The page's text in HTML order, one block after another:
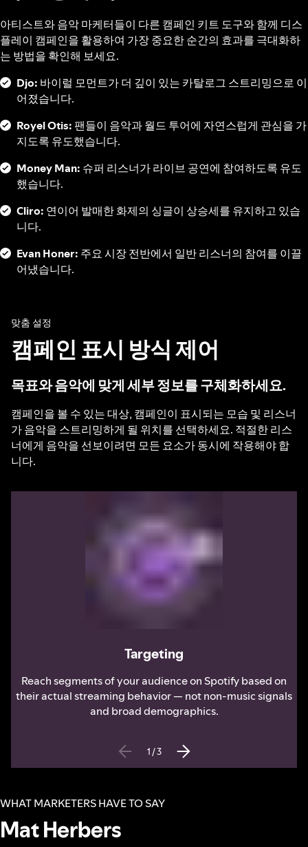
아티스트와 음악 마케터들이 다른 캠페인 키트 도구와 함께 디스
플레이 캠페인을 활용하여 가장 중요한 순간의 효과를 극대화하
는 방법을 확인해 보세요.
Djo: 바이럴 모먼트가 더 깊이 있는 카탈로그 스트리밍으로 이
어졌습니다.
Royel Otis: 팬들이 음악과 월드 투어에 자연스럽게 관심을 가
지도록 유도했습니다.
Money Man: 슈퍼 리스너가 라이브 공연에 참여하도록 유도
했습니다.
Cliro: 연이어 발매한 화제의 싱글이 상승세를 유지하고 있습
니다.
Evan Honer: 주요 시장 전반에서 일반 리스너의 참여를 이끌
어냈습니다.
맞춤 설정
캠페인 표시 방식 제어
목표와 음악에 맞게 세부 정보를 구체화하세요.
캠페인을 볼 수 있는 대상, 캠페인이 표시되는 모습 및 리스너
가 음악을 스트리밍하게 될 위치를 선택하세요. 적절한 리스
너에게 음악을 선보이려면 모든 요소가 동시에 작용해야 합
니다.
Targeting
Reach segments of your audience on Spotify based on
their actual streaming behavior — not non-music signals
and broad demographics.
1 /3
WHAT MARKETERS HAVE TO SAY
Mat Herbers